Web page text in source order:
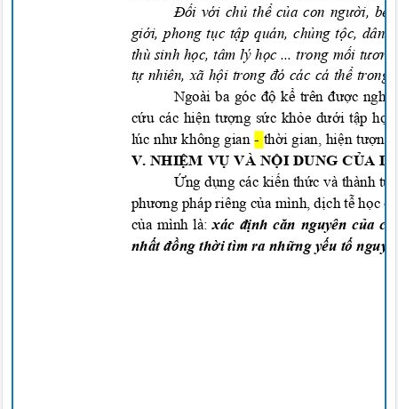
Đối với chủ thể của con người,
giới, phong tục tập quán, chủng tộc,
thù sinh học, tâm lý học ... trong mối
tự nhiên, xã hội trong đó các cá thể
Ngoài ba góc độ kể trên được
cứu các hiện tượng sức khỏe dưới tập
lúc như không gian- thời gian, hiện
V. NHIỆM VỤ VÀ NỘI DUNG CỦA
Ứng dụng các kiến thức và thành
phương pháp riêng của mình, dịch tễ học
của mình là:xác định căn nguyên của
nhất đồng thời tìm ra những yếu tố